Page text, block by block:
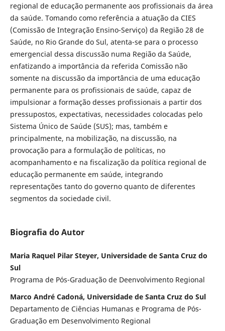
regional de educação permanente aos profissionais da área
da saúde. Tomando como referência a atuação da CIES
(Comissão de Integração Ensino-Serviço) da Região 28 de
Saúde, no Rio Grande do Sul, atenta-se para o processo
emergencial dessa discussão numa Região da Saúde,
enfatizando a importância da referida Comissão não
somente na discussão da importância de uma educação
permanente para os profissionais de saúde, capaz de
impulsionar a formação desses profissionais a partir dos
pressupostos, expectativas, necessidades colocadas pelo
Sistema Único de Saúde (SUS); mas, também e
principalmente, na mobilização, na discussão, na
provocação para a formulação de políticas, no
acompanhamento e na fiscalização da política regional de
educação permanente em saúde, integrando
representações tanto do governo quanto de diferentes
segmentos da sociedade civil.
Biografia do Autor
Maria Raquel Pilar Steyer, Universidade de Santa Cruz do
Sul
Programa de Pós-Graduação de Deenvolvimento Regional
Marco André Cadoná, Universidade de Santa Cruz do Sul
Departamento de Ciências Humanas e Programa de Pós-
Graduação em Desenvolvimento Regional